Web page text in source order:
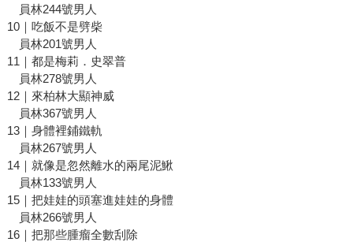
員林244號男人
10｜吃飯不是劈柴
員林201號男人
11｜都是梅莉．史翠普
員林278號男人
12｜來柏林大顯神威
員林367號男人
13｜身體裡鋪鐵軌
員林267號男人
14｜就像是忽然離水的兩尾泥鰍
員林133號男人
15｜把娃娃的頭塞進娃娃的身體
員林266號男人
16｜把那些腫瘤全數刮除